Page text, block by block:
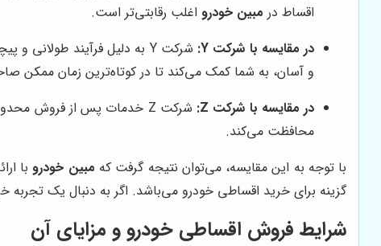
اقساط در مبین خودرو اغلب رقابتی‌تر است.
در مقایسه با شرکت Y:
شرکت Y به دلیل فرآیند طولانی و پیچیده اعتبارسنجی، ممکن است زمان بیشتری برای تایید درخواست اقساط نیاز داشته باشد. در مقابل،
و آسان، به شما کمک می‌کند تا در کوتاه‌ترین زمان ممکن
در مقایسه با شرکت Z:
شرکت Z خدمات پس از فروش محدودی ارائه می‌دهد، در حالی که
محافظت می‌کند.
با توجه به این مقایسه، می‌توان نتیجه گرفت که مبین خودرو با
گزینه برای خرید اقساطی خودرو می‌باشد. اگر به دنبال یک
شرایط فروش اقساطی خودرو و مزایای آن